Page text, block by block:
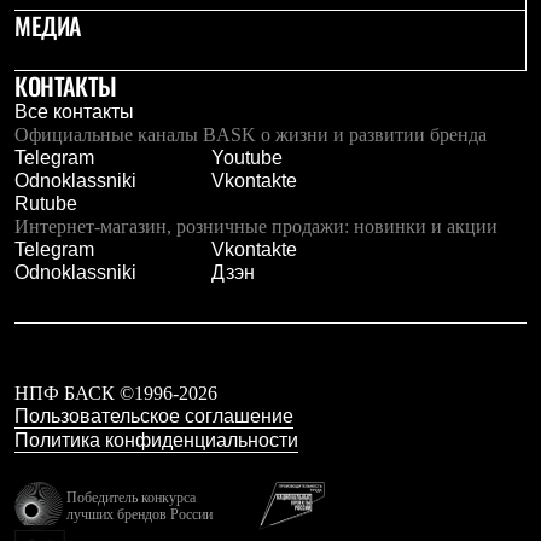
PEAK
ЗА ПОЛЯРНЫМ КРУГОМ
BASK kids
CITY
BASK juno
ИДЁМ В ПОХОД
Дневник капитана
Каталог дилеров
Компания
Баск сегодня
История
Команда Баск
Сотрудничество
Дилерам
Корпоративным клиентам
Услуги
МЕДИА
КОНТАКТЫ
Все контакты
Официальные каналы BASK о жизни и развитии бренда
Telegram
Youtube
Odnoklassniki
Vkontakte
Rutube
Интернет-магазин, розничные продажи: новинки и акции
Telegram
Vkontakte
Odnoklassniki
Дзэн
НПФ БАСК ©1996-2026
Пользовательское соглашение
Политика конфиденциальности
Победитель конкурса
лучших брендов России